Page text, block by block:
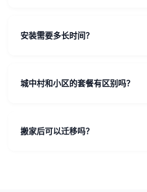
400-823-3020咨询。
安装需要多长时间？
城中村和小区的套餐有区别吗？
搬家后可以迁移吗？